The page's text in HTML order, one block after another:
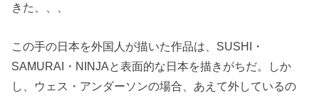
きた、、、
この手の日本を外国人が描いた作品は、SUSHI・
SAMURAI・NINJAと表面的な日本を描きがちだ。しか
し、ウェス・アンダーソンの場合、あえて外しているの